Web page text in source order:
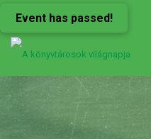
Event has passed!